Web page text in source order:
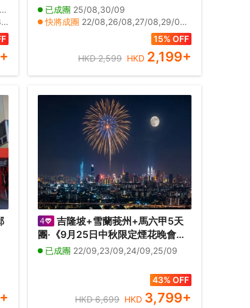
+
地、高美燈塔、阿里山森林風景(重
本安排小火車 )、苗栗百變影城、十
分瀑布、十分老街祈福天燈
已成團 25/08,30/09
快將成團 22/08,26/08,27/08,29/08,01/09,02/09,03/09,05/09,08/09,09/09,10/09,12/09,15/09,16/09,17/09,19/09,22/09,24/09,28/09,29/09
23/08,24/08,28/08,30/08,31/08,04/09,06/09,07/09,11/09,13/09,14/09,18/09,20/09,21/09,23/09,25/09,26/09,27/09,01/10,02/10
15% OFF
HKD 2,599 HKD 2,199+
+
吉隆坡+雪蘭莪州+馬六甲5天
團·《9月25日中秋限定煙花晚會：
9月22-25日出發》【永安獨家】全
會、瓜拉雪蘭莪 (欣賞海洋奇觀【藍
眼淚】及螢火蟲)、適耕莊【欣賞稻
田景色】
已成團 22/09,23/09,24/09,25/09
43% OFF
HKD 6,699 HKD 3,799+